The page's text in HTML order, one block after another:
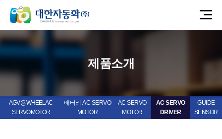
제품소개
AGV 용 WHEEL AC
SERVO MOTOR
배터리 AC SERVO
MOTOR
AC SERVO
MOTOR
AC SERVO
DRIVER
GUIDE
SENSOR